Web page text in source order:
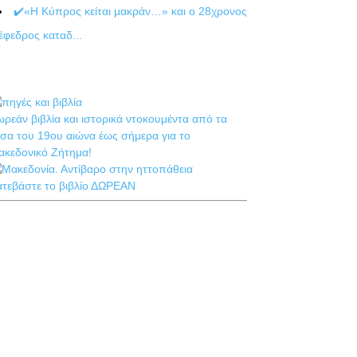
✔️«Η Κύπρος κείται μακράν…» και ο 28χρονος
καταδ...
βιβλία και ιστορικά ντοκουμέντα από τα
του 19ου αιώνα έως σήμερα για το
Ζήτημα!
το βιβλίο ΔΩΡΕΑΝ